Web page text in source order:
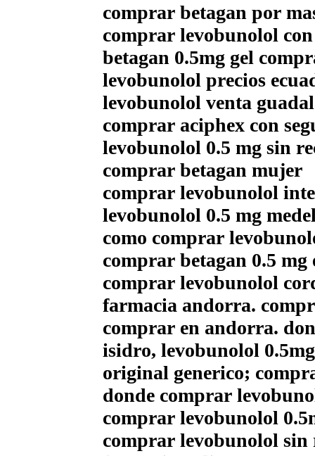
comprar betagan por
comprar levobunolol
betagan 0.5mg gel
levobunolol precios
levobunolol venta
comprar aciphex con
levobunolol 0.5 mg sin
comprar betagan mujer
comprar levobunolol
levobunolol 0.5 mg
como comprar
comprar betagan 0.5
comprar levobunolol
farmacia andorra.
comprar en andorra.
isidro, levobunolol
original generico;
donde comprar
comprar levobunolol
comprar levobunolol sin